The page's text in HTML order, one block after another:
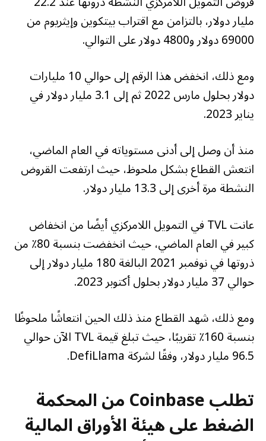
مليار دولار، بالتزامن مع اقتراب بيتكوين وإيثريوم من
69000 دولار و4800 دولار على التوالي.
ومع ذلك، انخفض هذا الرقم إلى حوالي 10 مليارات
دولار بحلول مارس 2022 ثم إلى 3.1 مليار دولار في
يناير 2023.
منذ أن وصل إلى أدنى مستوياته في العام الماضي،
انتعش القطاع بشكل ملحوظ، حيث ارتفعت القروض
النشطة مرة أخرى إلى 13.3 مليار دولار.
عانت TVL في التمويل اللامركزي أيضًا من انخفاض
كبير في العام الماضي، حيث انخفضت بنسبة 80٪ من
ذروتها في نوفمبر 2021 البالغة 180 مليار دولار إلى
حوالي 37 مليار دولار بحلول أكتوبر 2023.
ومع ذلك، شهد القطاع منذ ذلك الحين انتعاشًا ملحوظًا
بنسبة 160٪ تقريبًا، حيث تبلغ قيمة TVL الآن حوالي
96.5 مليار دولار، وفقًا لشركة DefiLlama.
تطلب Coinbase من المحكمة
الضغط على هيئة الأوراق المالية